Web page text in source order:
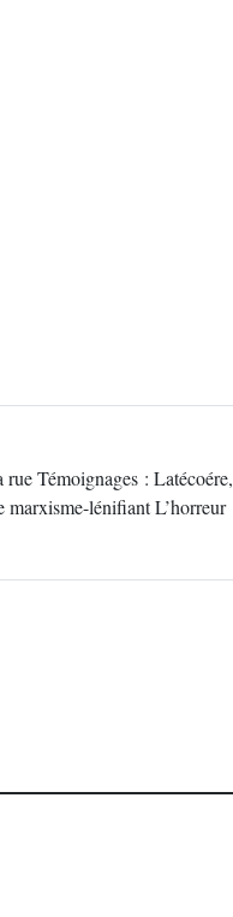
Témoignages : Latécoére,
marxisme-lénifiant L’horreur